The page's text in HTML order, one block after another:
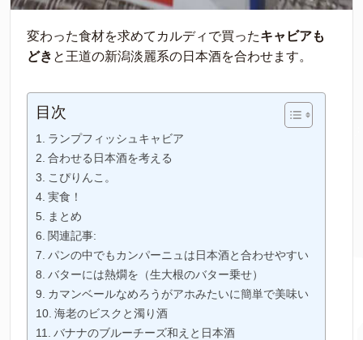
変わった食材を求めてカルディで買ったキャビアも
どき と王道の新潟淡麗系の日本酒を合わせます。
目次
ランプフィッシュキャビア
合わせる日本酒を考える
こぴりんこ。
実食！
まとめ
関連記事:
パンの中でもカンパーニュは日本酒と合わせやすい
バターには熱燗を（生大根のバター乗せ）
カマンベールなめろうがアホみたいに簡単で美味い
海老のビスクと濁り酒
バナナのブルーチーズ和えと日本酒